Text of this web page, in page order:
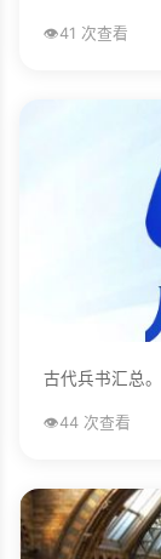
👁️41 次查看
古代兵书汇总
👁️44 次查看